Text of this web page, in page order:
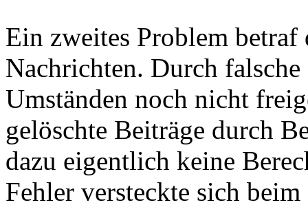
Ein zweites Problem
Nachrichten. Durch
Umständen noch nicht
gelöschte Beiträge durch
dazu eigentlich keine
Fehler versteckte sich